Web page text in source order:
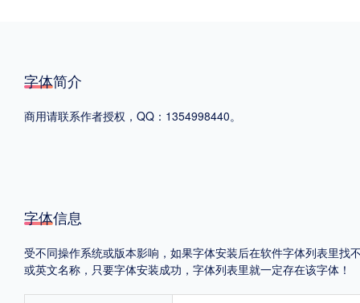
格式
地区
中国大陆 中国港澳台 更多
字体简介
商用请联系作者授权，QQ：1354998440。
字体信息
受不同操作系统或版本影响，如果字体安装后在软件字体列表里
或英文名称，只要字体安装成功，字体列表里就一定存在该字体！